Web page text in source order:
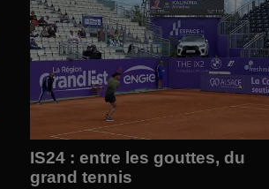
IS24 : entre les gouttes, du
grand tennis